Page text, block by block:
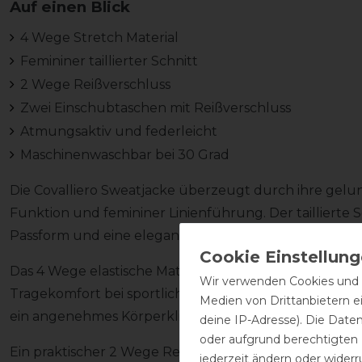
Auf einen Blick
4 Wege Stretch Material
Femininer taillierter Schnitt
2 Wege Reißverschluss
Zwei Einschubtaschen mit Reißverschluss
Atmungsaktiv und federleicht
Maschinenwaschbar bei 30 Grad
Die Covalliero Sweatjacke überzeugt durch ihre
Funktion und femininer Linienführung. Der taillierte
Passform und eine elegante Silhouette, ohne die
Das 4 Wege elastische Material passt sich flexibel
Tragekomfort bei sportlichen Aktivitäten.
ein angenehmes Körperklima und macht die Jacke
Ein praktischer 2 Wege Reißverschluss erhöht die
Wir verwenden Cookies
Medien von Drittanbietern
deine IP-Adresse). Die
oder aufgrund berechtigten
jederzeit ändern oder